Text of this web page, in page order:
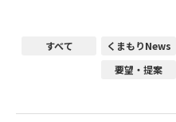
すべて くまもりNews
要望・提案